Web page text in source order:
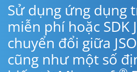
Sử dụng ứng dụng
miễn phí hoặc SDK
chuyển đổi giữa
cũng như một số